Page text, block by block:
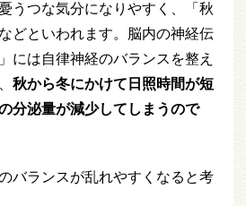
うつな気分になりやすく、「秋
どといわれます。脳内の神経伝
には自律神経のバランスを整え
秋から冬にかけて日照時間が短
分泌量が減少してしまうので
バランスが乱れやすくなると考